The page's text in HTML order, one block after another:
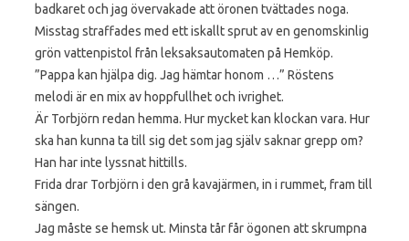
badkaret och jag övervakade att öronen tvättades noga.
Misstag straffades med ett iskallt sprut av en genomskinlig
grön vattenpistol från leksaksautomaten på Hemköp.
”Pappa kan hjälpa dig. Jag hämtar honom …” Röstens
melodi är en mix av hoppfullhet och ivrighet.
Är Torbjörn redan hemma. Hur mycket kan klockan vara. Hur
ska han kunna ta till sig det som jag själv saknar grepp om?
Han har inte lyssnat hittills.
Frida drar Torbjörn i den grå kavajärmen, in i rummet, fram till
sängen.
Jag måste se hemsk ut. Minsta tår får ögonen att skrumpna